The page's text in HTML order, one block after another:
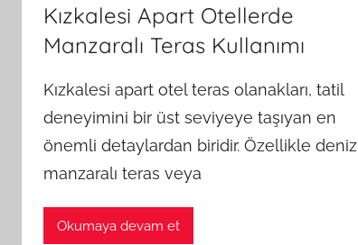
Kızkalesi Apart Otellerde
Manzaralı Teras Kullanımı
Kızkalesi apart otel teras olanakları, tatil
deneyimini bir üst seviyeye taşıyan en
önemli detaylardan biridir. Özellikle deniz
manzaralı teras veya
Okumaya devam et